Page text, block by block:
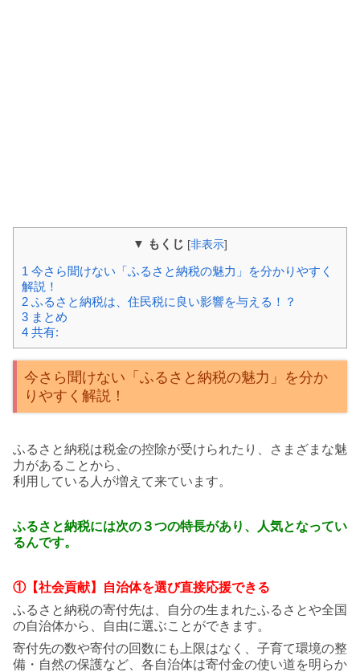
▼ もくじ [非表示]
1 今さら聞けない「ふるさと納税の魅力」を分かりやすく
解説！
2 ふるさと納税は、住民税に良い影響を与える！？
3 まとめ
4 共有:
今さら聞けない「ふるさと納税の魅力」を分か
りやすく解説！
ふるさと納税は税金の控除が受けられたり、さまざまな魅
力があることから、
利用している人が増えて来ています。
ふるさと納税には次の３つの特長があり、人気となってい
るんです。
①【社会貢献】自治体を選び直接応援できる
ふるさと納税の寄付先は、自分の生まれたふるさとや全国
の自治体から、自由に選ぶことができます。
寄付先の数や寄付の回数にも上限はなく、子育て環境の整
備・自然の保護など、各自治体は寄付金の使い道を明らか